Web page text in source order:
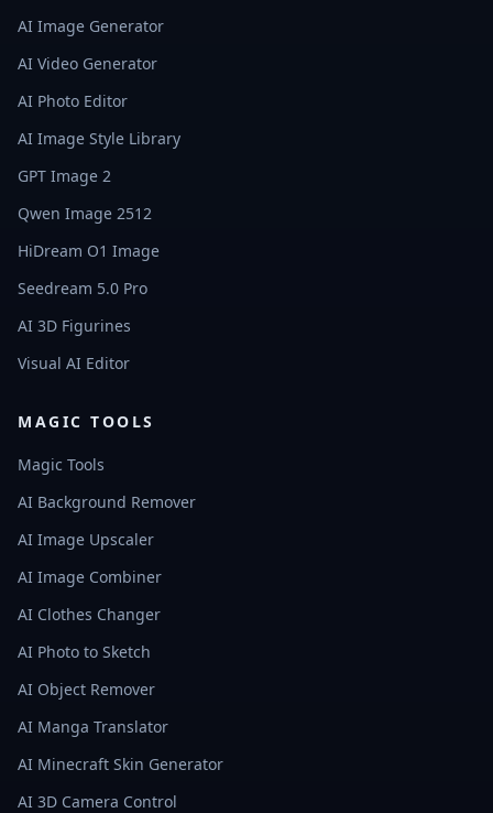
AI Image Generator
AI Video Generator
AI Photo Editor
AI Image Style Library
GPT Image 2
Qwen Image 2512
HiDream O1 Image
Seedream 5.0 Pro
AI 3D Figurines
Visual AI Editor
MAGIC TOOLS
Magic Tools
AI Background Remover
AI Image Upscaler
AI Image Combiner
AI Clothes Changer
AI Photo to Sketch
AI Object Remover
AI Manga Translator
AI Minecraft Skin Generator
AI 3D Camera Control